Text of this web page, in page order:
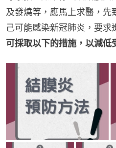
及發燒等，應馬上求醫，先
己可能感染新冠肺炎，要求
可採取以下的措施，以減低